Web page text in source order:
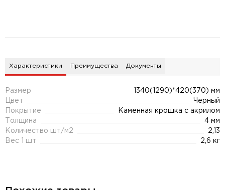
Характеристики Преимущества Документы
Размер
1340(1290)*420(370) мм
Цвет
Черный
Покрытие
Каменная крошка с акрилом
Толщина
4 мм
Количество шт/м2
2,13
Вес 1 шт
2,6 кг